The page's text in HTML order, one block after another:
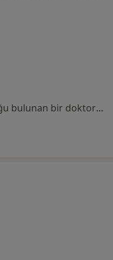
Bu kurumda online uygunluğu bulunan bir doktor veya uzman bulunamadı